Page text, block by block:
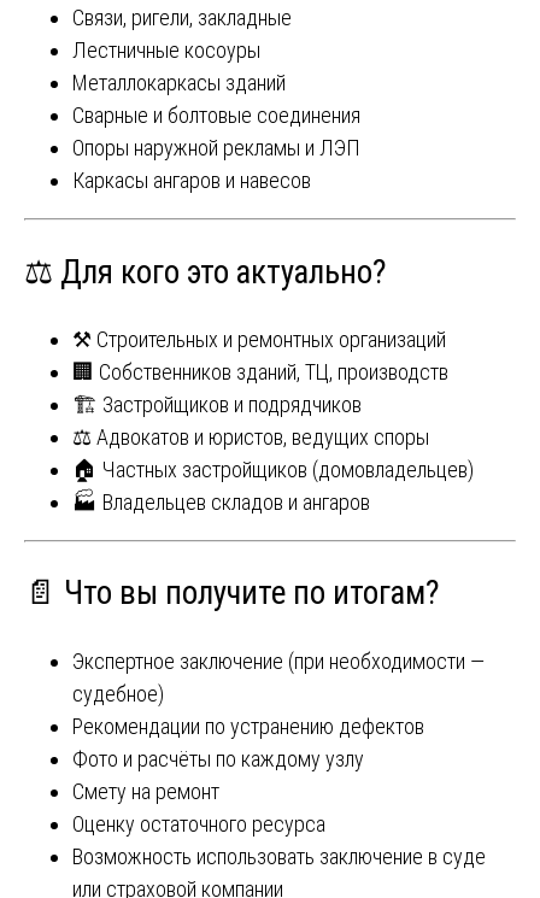
Связи, ригели, закладные
Лестничные косоуры
Металлокаркасы зданий
Сварные и болтовые соединения
Опоры наружной рекламы и ЛЭП
Каркасы ангаров и навесов
⚖️ Для кого это актуально?
⚒ Строительных и ремонтных организаций
🏢 Собственников зданий, ТЦ, производств
🏗 Застройщиков и подрядчиков
⚖ Адвокатов и юристов, ведущих споры
🏠 Частных застройщиков (домовладельцев)
🏭 Владельцев складов и ангаров
📄 Что вы получите по итогам?
Экспертное заключение (при необходимости —
судебное)
Рекомендации по устранению дефектов
Фото и расчёты по каждому узлу
Смету на ремонт
Оценку остаточного ресурса
Возможность использовать заключение в суде
или страховой компании